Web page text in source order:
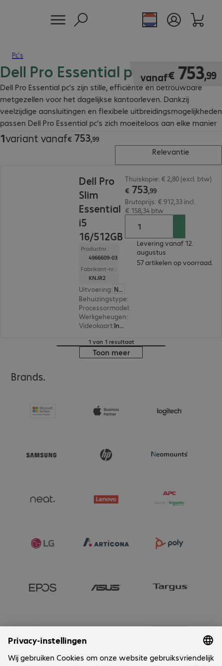
Pc's
Dell Pro Essential pc's
Dell Pro Essential pc's zijn stille, efficiënte en betrouwbare
metgezellen voor het dagelijkse kantoorleven. Dankzij
veelzijdige aansluitingen en flexibele uitbreidingsmogelijkheden
passen Dell Pro Essential pc's zich moeiteloos aan elke manier
van werken aan.
vanaf€ 753,99
€ 753,99
1variant vanaf€ 753,99
€ 753,99
Relevantie
Dell Pro
Slim
Essential
i5
16/512GB
Productnr.:
4966609-03
Fabrikant-nr.:
KNJR2
Uitvoering:
Nederland
Behuizingstype:
Processormodel:
Werkgeheugen:
Videokaart: Intel UHD Graphics 730
Thuiskopie: € 2,80 (excl. btw)
€ 753,99
Brutoprijs: € 912,33 incl.
€ 158,34 btw
Levering vanaf 12.
augustus
57 artikelen op voorraad.
1 van 1 resultaat
Toon meer
Brands.